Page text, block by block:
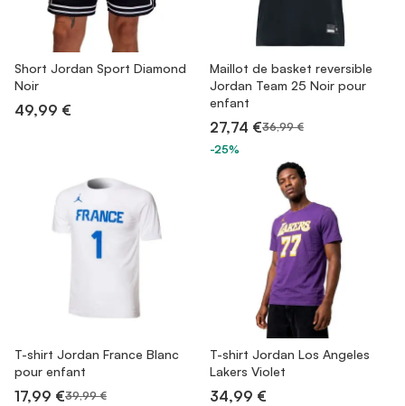
Short Jordan Sport Diamond
Noir
49,99 €
Maillot de basket reversible
Jordan Team 25 Noir pour
enfant
27,74 €36,99 €
-25%
T-shirt Jordan France Blanc
pour enfant
17,99 €39,99 €
T-shirt Jordan Los Angeles
Lakers Violet
34,99 €